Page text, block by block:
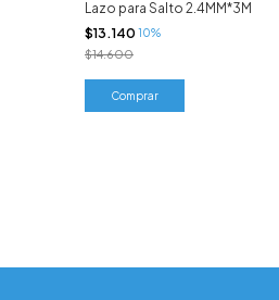
Lazo para Salto 2.4MM*3M
$13.140 10%
$14.600